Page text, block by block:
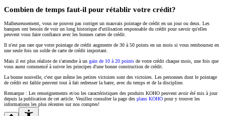
Combien de temps faut-il pour rétablir votre crédit?
Malheureusement, vous ne pouvez pas corriger un mauvais pointage de crédit en un jour ou deux. Les
banques ont besoin de voir un long historique d'utilisation responsable du crédit pour savoir qu'elles
peuvent vous faire confiance avec les bonnes cartes de crédit.
Il n'est pas rare que votre pointage de crédit augmente de 30 à 50 points en un mois si vous remboursez en
une seule fois un solde de carte de crédit important.
Mais il est plus réaliste de s'attendre à un gain de 10 à 20 points de votre crédit chaque mois, une fois que
vous aurez commencé à suivre les principes d'une bonne construction de crédit.
La bonne nouvelle, c'est que même les petites victoires sont des victoires. Les personnes dont le pointage
de crédit est faible peuvent tout à fait redresser la barre, avec du temps et de la discipline.
Remarque : Les renseignements et/ou les caractéristiques des produits KOHO peuvent avoir été mis à jour
depuis la publication de cet article. Veuillez consulter la page des plans KOHO pour y trouver les
informations les plus récentes sur nos comptes!